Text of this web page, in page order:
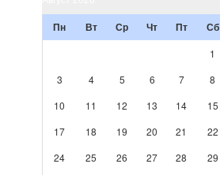
Пн Вт Ср Чт Пт Сб
1
3
4 5 6 7 8
10
11 12 13 14 15
17
18 19 20 21 22
24
25 26 27 28 29